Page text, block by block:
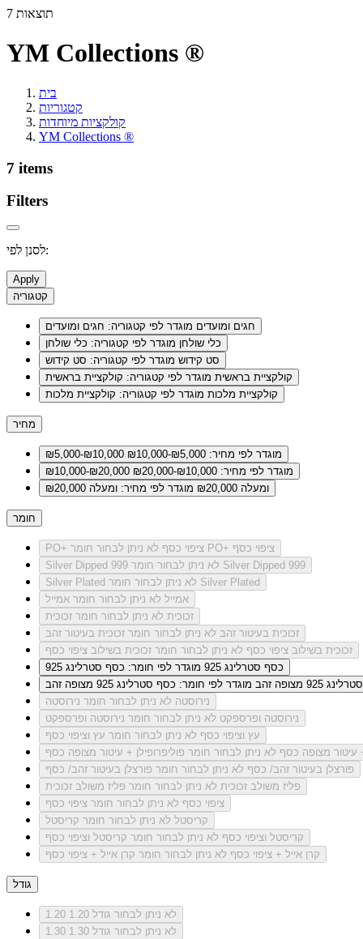
7 תוצאות
YM Collections ®
בית
קטגוריות
קולקציות מיוחדות
YM Collections ®
7 items
Filters
לסנן לפי:
Apply
קטגוריה
חגים ומועדים מוגדר לפי קטגוריה: חגים ומועדים
כלי שולחן מוגדר לפי קטגוריה: כלי שולחן
סט קידוש מוגדר לפי קטגוריה: סט קידוש
קולקציית בראשית מוגדר לפי קטגוריה: קולקציית בראשית
קולקציית מלכות מוגדר לפי קטגוריה: קולקציית מלכות
מחיר
₪5,000-₪10,000
מוגדר לפי מחיר: ₪5,000-₪10,000
₪10,000-₪20,000
מוגדר לפי מחיר: ₪10,000-₪20,000
ומעלה ₪20,000
מוגדר לפי מחיר: ומעלה ₪20,000
חומר
PO+ ציפוי כסף
לא ניתן לבחור חומר PO+ ציפוי כסף
Silver Dipped 999
לא ניתן לבחור חומר Silver Dipped 999
Silver Plated
לא ניתן לבחור חומר Silver Plated
אמייל לא ניתן לבחור חומר אמייל
זכוכית לא ניתן לבחור חומר זכוכית
זכוכית בעיטור זהב לא ניתן לבחור חומר זכוכית בעיטור זהב
זכוכית בשילוב ציפוי כסף לא ניתן לבחור חומר זכוכית בשילוב ציפוי כסף
כסף סטרלינג 925
מוגדר לפי חומר: כסף סטרלינג 925
925 מצופה זהב
מוגדר לפי חומר: כסף סטרלינג 925 מצופה זהב
נירוסטה לא ניתן לבחור חומר נירוסטה
נירוסטה ופרספקט לא ניתן לבחור חומר נירוסטה ופרספקט
עץ וציפוי כסף לא ניתן לבחור חומר עץ וציפוי כסף
עיטור מצופה כסף לא ניתן לבחור חומר פוליפרופילן + עיטור מצופה כסף
פורצלן בעיטור זהב/ כסף לא ניתן לבחור חומר פורצלן בעיטור זהב/ כסף
פליז משולב זכוכית לא ניתן לבחור חומר פליז משולב זכוכית
ציפוי כסף לא ניתן לבחור חומר ציפוי כסף
קריסטל לא ניתן לבחור חומר קריסטל
קריסטל וציפוי כסף לא ניתן לבחור חומר קריסטל וציפוי כסף
קרן אייל + ציפוי כסף לא ניתן לבחור חומר קרן אייל + ציפוי כסף
גודל
1.20
לא ניתן לבחור גודל 1.20
1.30
לא ניתן לבחור גודל 1.30